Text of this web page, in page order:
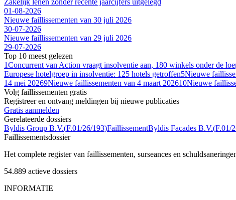
01-08-2026
Nieuwe faillissementen van 30 juli 2026
30-07-2026
Nieuwe faillissementen van 29 juli 2026
29-07-2026
Top 10 meest gelezen
1Concurrent van Action vraagt insolventie aan, 180 winkels onder de
Europese hotelgroep in insolventie: 125 hotels getroffen5Nieuwe
14 mei 20269Nieuwe faillissementen van 4 maart 202610Nieuwe
Volg faillissementen gratis
Registreer en ontvang meldingen bij nieuwe publicaties
Gratis aanmelden
Gerelateerde dossiers
Byldis Group B.V.(F.01/26/193)FaillissementByldis Facades B.V.(F.01/
Faillissementsdossier
Het complete register van faillissementen, surseances en
54.889 actieve dossiers
INFORMATIE